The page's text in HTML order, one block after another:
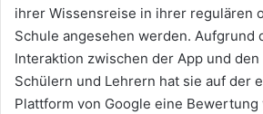
ihrer Wissensreise in ihrer regulären
Schule angesehen werden. Aufgrund
Interaktion zwischen der App und
Schülern und Lehrern hat sie auf der
Plattform von Google eine Bewertung